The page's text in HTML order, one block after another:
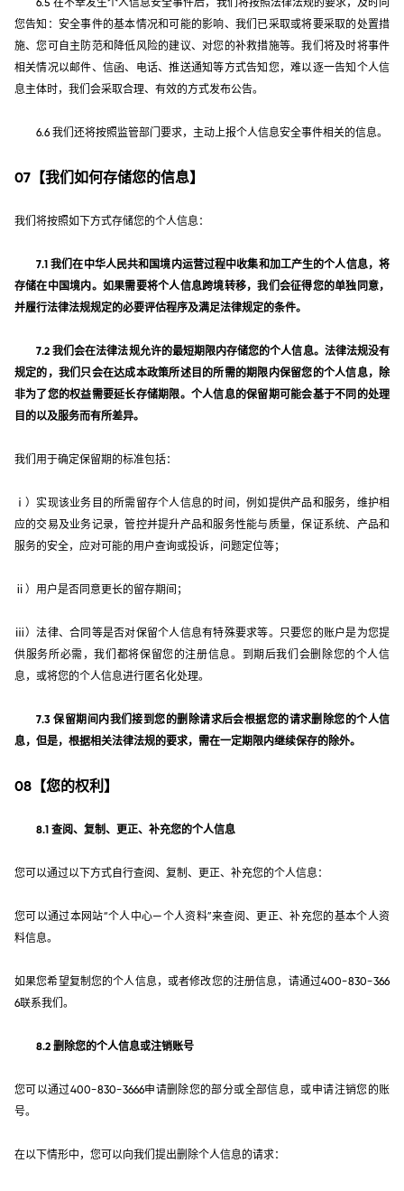
6.5 在不幸发生个人信息安全事件后，我们将按照法律法规的要求，及时向
您告知：安全事件的基本情况和可能的影响、我们已采取或将要采取的处置措
施、您可自主防范和降低风险的建议、对您的补救措施等。我们将及时将事件
相关情况以邮件、信函、电话、推送通知等方式告知您，难以逐一告知个人信
息主体时，我们会采取合理、有效的方式发布公告。
6.6 我们还将按照监管部门要求，主动上报个人信息安全事件相关的信息。
07【我们如何存储您的信息】
我们将按照如下方式存储您的个人信息：
7.1 我们在中华人民共和国境内运营过程中收集和加工产生的个人信息，将
存储在中国境内。如果需要将个人信息跨境转移，我们会征得您的单独同意，
并履行法律法规规定的必要评估程序及满足法律规定的条件。
7.2 我们会在法律法规允许的最短期限内存储您的个人信息。法律法规没有
规定的，我们只会在达成本政策所述目的所需的期限内保留您的个人信息，除
非为了您的权益需要延长存储期限。个人信息的保留期可能会基于不同的处理
目的以及服务而有所差异。
我们用于确定保留期的标准包括：
ⅰ）实现该业务目的所需留存个人信息的时间，例如提供产品和服务，维护相
应的交易及业务记录，管控并提升产品和服务性能与质量，保证系统、产品和
服务的安全，应对可能的用户查询或投诉，问题定位等；
ⅱ）用户是否同意更长的留存期间；
ⅲ）法律、合同等是否对保留个人信息有特殊要求等。只要您的账户是为您提
供服务所必需，我们都将保留您的注册信息。到期后我们会删除您的个人信
息，或将您的个人信息进行匿名化处理。
7.3 保留期间内我们接到您的删除请求后会根据您的请求删除您的个人信
息，但是，根据相关法律法规的要求，需在一定期限内继续保存的除外。
08【您的权利】
8.1 查阅、复制、更正、补充您的个人信息
您可以通过以下方式自行查阅、复制、更正、补充您的个人信息：
您可以通过本网站“个人中心—个人资料”来查阅、更正、补充您的基本个人资
料信息。
如果您希望复制您的个人信息，或者修改您的注册信息，请通过400-830-366
6联系我们。
8.2 删除您的个人信息或注销账号
您可以通过400-830-3666申请删除您的部分或全部信息，或申请注销您的账
号。
在以下情形中，您可以向我们提出删除个人信息的请求：